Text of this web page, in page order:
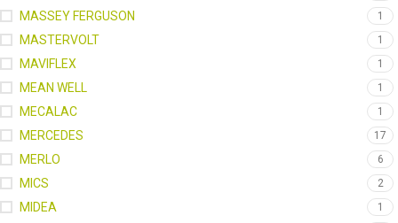
MASSEY FERGUSON 1
MASTERVOLT 1
MAVIFLEX 1
MEAN WELL 1
MECALAC 1
MERCEDES 17
MERLO 6
MICS 2
MIDEA 1